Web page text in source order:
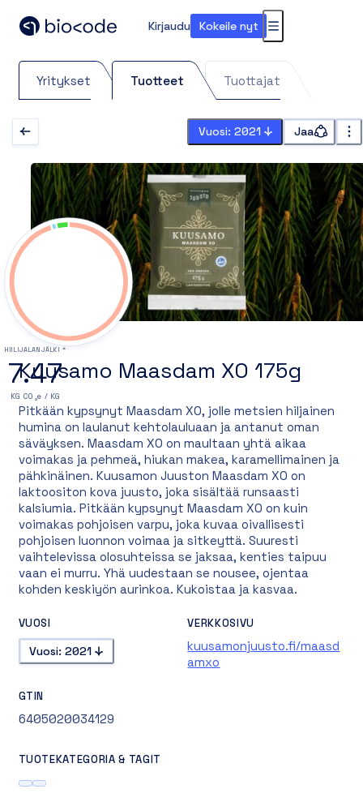
Kirjaudu Kokeile nyt
Valikko
Yritykset Tuotteet Tuottajat
Vuosi: 2021 Jaa
HIILIJALANJÄLKI *
7.47
KG CO₂e / KG
Kuusamo Maasdam XO 175g
Pitkään kypsynyt Maasdam XO, jolle metsien hiljainen
humina on laulanut kehtolauluaan ja antanut oman
säväyksen. Maasdam XO on maultaan yhtä aikaa
voimakas ja pehmeä, hiukan makea, karamellimainen ja
pähkinäinen. Kuusamon Juuston Maasdam XO on
laktoositon kova juusto, joka sisältää runsaasti
kalsiumia. Pitkään kypsynyt Maasdam XO on kuin
voimakas pohjoisen varpu, joka kuvaa oivallisesti
pohjoisen luonnon voimaa ja sitkeyttä. Suuresti
vaihtelevissa olosuhteissa se jaksaa, kenties taipuu
vaan ei murru. Yhä uudestaan se nousee, ojentaa
kohden keskiyön aurinkoa. Kukoistaa ja kasvaa.
VUOSI
Vuosi: 2021
VERKKOSIVU
kuusamonjuusto.fi/maasd
amxo
GTIN
6405020034129
TUOTEKATEGORIA & TAGIT